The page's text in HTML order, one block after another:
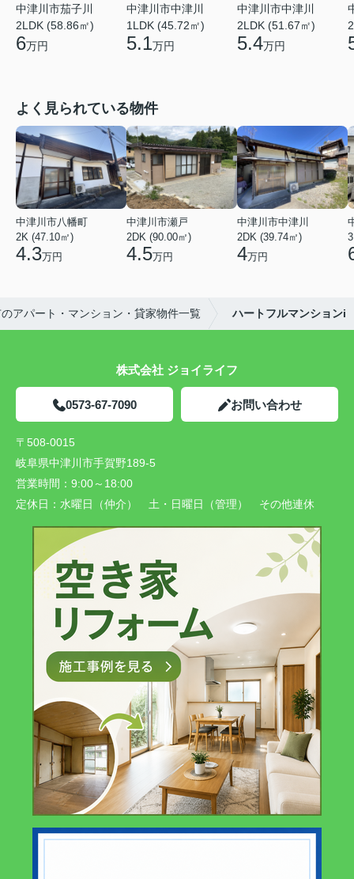
中津川市茄子川
2LDK (58.86㎡)
6万円
中津川市中津川
1LDK (45.72㎡)
5.1万円
中津川市中津川
2LDK (51.67㎡)
5.4万円
よく見られている物件
中津川市八幡町
2K (47.10㎡)
4.3万円
中津川市瀬戸
2DK (90.00㎡)
4.5万円
中津川市中津川
2DK (39.74㎡)
4万円
アパート・マンション・貸家物件一覧 ハートフルマンションi
株式会社 ジョイライフ
0573-67-7090 お問い合わせ
〒508-0015
岐阜県中津川市手賀野189-5
営業時間： 9:00～18:00
定休日： 水曜日（仲介） 土・日曜日（管理） その他連休